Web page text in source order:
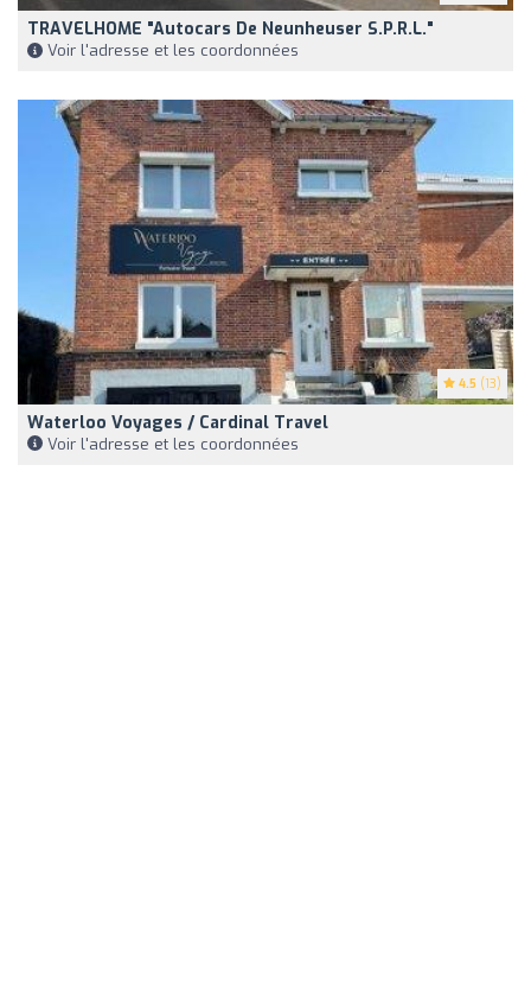
TRAVELHOME "Autocars De Neunheuser S.p.r.l."
Voir l'adresse et les coordonnées
4.5 (13)
Waterloo Voyages / Cardinal Travel
Voir l'adresse et les coordonnées